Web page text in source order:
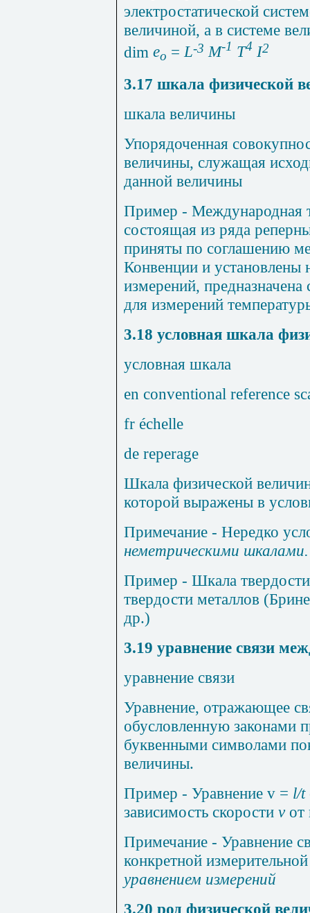
электростатической
величиной, а в системе
dim eо =L-3 М-1 Т4 I2
3.17 шкала физической
шкала величины
Упорядоченная
величины, служащая
данной величины
Пример - Международная
состоящая из ряда
приняты по соглашению
Конвенции и установлены
измерений,
для измерений
3.18 условная шкала
условная шкала
en conventional reference
fr échelle
de reperage
Шкала физической
которой выражены в
Примечание - Нередко
неметрическими шкалами.
Пример - Шкала
твердости металлов
др.)
3.19 уравнение связи
уравнение связи
Уравнение, отражающее
обусловленную законами
буквенными символами
величины.
Пример - Уравнение v = l/t
зависимость скорости vот
Примечание - Уравнение
конкретной
уравнением измерений
3.20 род физической